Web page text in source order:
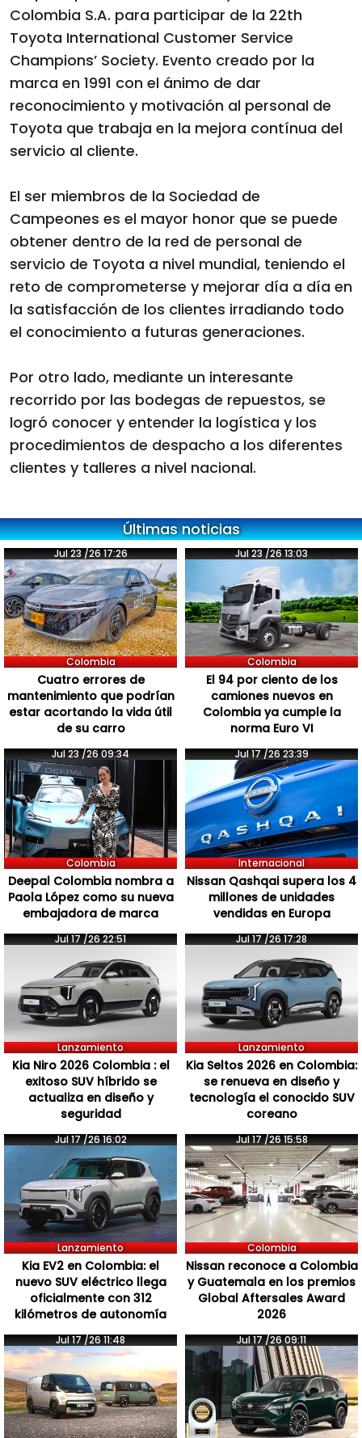
Colombia S.A. para participar de la 22th
Toyota International Customer Service
Champions’ Society. Evento creado por la
marca en 1991 con el ánimo de dar
reconocimiento y motivación al personal de
Toyota que trabaja en la mejora contínua del
servicio al cliente.
El ser miembros de la Sociedad de
Campeones es el mayor honor que se puede
obtener dentro de la red de personal de
servicio de Toyota a nivel mundial, teniendo el
reto de comprometerse y mejorar día a día en
la satisfacción de los clientes irradiando todo
el conocimiento a futuras generaciones.
Por otro lado, mediante un interesante
recorrido por las bodegas de repuestos, se
logró conocer y entender la logística y los
procedimientos de despacho a los diferentes
clientes y talleres a nivel nacional.
Últimas noticias
Jul 23 /26 17:26
Colombia
Cuatro errores de
mantenimiento que podrían
estar acortando la vida útil
de su carro
Jul 23 /26 13:03
Colombia
El 94 por ciento de los
camiones nuevos en
Colombia ya cumple la
norma Euro VI
Jul 23 /26 09:34
Colombia
Deepal Colombia nombra a
Paola López como su nueva
embajadora de marca
Jul 17 /26 23:39
Internacional
Nissan Qashqai supera los 4
millones de unidades
vendidas en Europa
Jul 17 /26 22:51
Lanzamiento
Kia Niro 2026 Colombia : el
exitoso SUV híbrido se
actualiza en diseño y
seguridad
Jul 17 /26 17:28
Lanzamiento
Kia Seltos 2026 en Colombia:
se renueva en diseño y
tecnología el conocido SUV
coreano
Jul 17 /26 16:02
Lanzamiento
Kia EV2 en Colombia: el
nuevo SUV eléctrico llega
oficialmente con 312
kilómetros de autonomía
Jul 17 /26 15:58
Colombia
Nissan reconoce a Colombia
y Guatemala en los premios
Global Aftersales Award
2026
Jul 17 /26 11:48 Jul 17 /26 09:11